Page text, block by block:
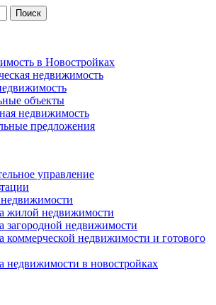
в Новостройках
недвижимость
объекты
недвижимость
предложения
управление
жилой недвижимости
загородной недвижимости
коммерческой недвижимости и готового
недвижимости в новостройках